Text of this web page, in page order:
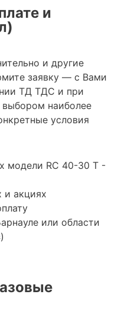
и
и другие
заявку — с Вами
ТД ТДС и при
наиболее
условия
модели RC 40-30 T -
и акциях
или области